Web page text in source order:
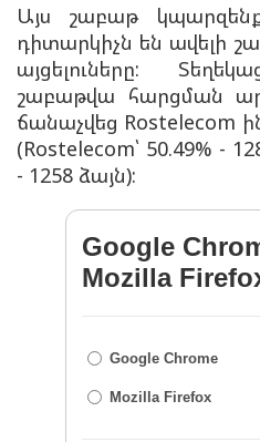
Այս շաբաթ
դիտարկիչն են ավելի
այցելուները:
շաբաթվա հարցման
ճանաչվեց Rostelecom
(Rostelecom՝ 50.49% -
- 1258 ձայն):
Google
Mozilla
Google Chrome
Mozilla Firefox